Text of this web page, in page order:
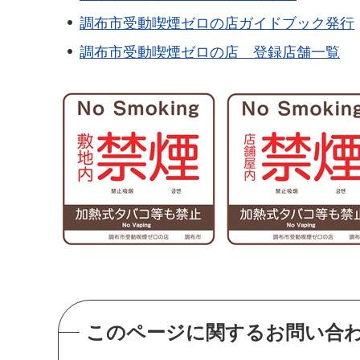
調布市受動喫煙ゼロの店ガイドブック発行
調布市受動喫煙ゼロの店 登録店舗一覧
このページに関するお問い合